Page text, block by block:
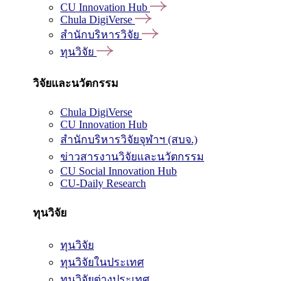
CU Innovation Hub
Chula DigiVerse
สำนักบริหารวิจัย
ทุนวิจัย
วิจัยและนวัตกรรม
Chula DigiVerse
CU Innovation Hub
สำนักบริหารวิจัยจุฬาฯ (สบจ.)
ข่าวสารงานวิจัยและนวัตกรรม
CU Social Innovation Hub
CU-Daily Research
ทุนวิจัย
ทุนวิจัย
ทุนวิจัยในประเทศ